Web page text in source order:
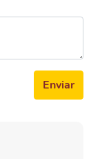
Enviar